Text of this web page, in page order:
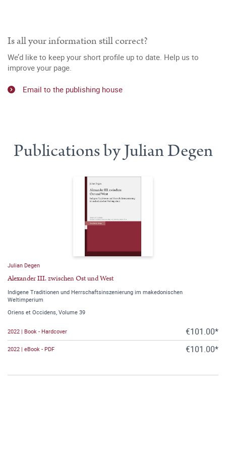
Is all your information still correct?
We’d like to keep your short profile up to date. Help us to
improve your page.
Email to the publishing house
Publications by Julian Degen
Julian Degen
Alexander III. zwischen Ost und West
Indigene Traditionen und Herrschaftsinszenierung im makedonischen
Weltimperium
Oriens et Occidens, Volume 39
2022 | Book - Hardcover €101.00*
2022 | eBook - PDF €101.00*